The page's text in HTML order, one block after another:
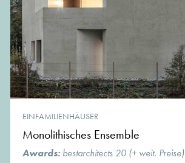
EINFAMILIENHÄUSER
Monolithisches Ensemble
Awards: bestarchitects 20 (+ weit. Preise)